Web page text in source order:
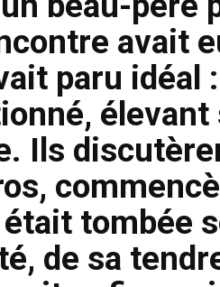
avait
paru idéal
Ils
tombée
de sa